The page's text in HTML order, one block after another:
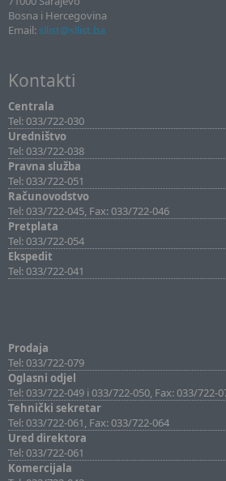
Bosna i Hercegovina
Email: sllist@sllist.ba
Kontakti
Centrala
Tel: 033/722-030
Uredništvo
Tel: 033/722-038
Pravna služba
Tel: 033/722-051
Računovodstvo
Tel: 033/722-045, Fax: 033/722-046
Pretplata
Tel: 033/722-054
Ekspedit
Tel: 033/722-041
Prodaja
Tel: 033/722-079
Oglasni odjel
Tel: 033/722-049 i 033/722-050, Fax: 033/722-
Tehnički sekretar
Tel: 033/722-061, Fax: 033/722-064
Ured direktora
Tel: 033/722-061
Komercijala